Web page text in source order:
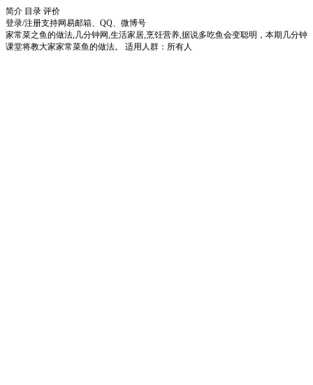
简介 目录 评价
登录/注册支持网易邮箱、QQ、微博号
家常菜之鱼的做法,几分钟网,生活家居,烹饪营养,据说多吃鱼会变聪明，本期几分钟
课堂将教大家家常菜鱼的做法。 适用人群：所有人